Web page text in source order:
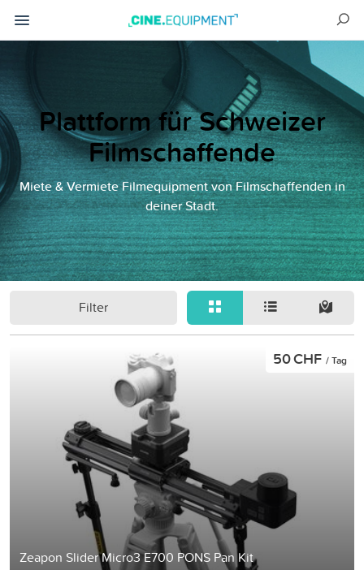
Plattform für Schweizer
Filmschaffende
Miete & Vermiete Filmequipment von Filmschaffenden in
deiner Stadt.
Filter
Zeapon Slider Micro3 E700 PONS Pan Kit
50 CHF / Tag